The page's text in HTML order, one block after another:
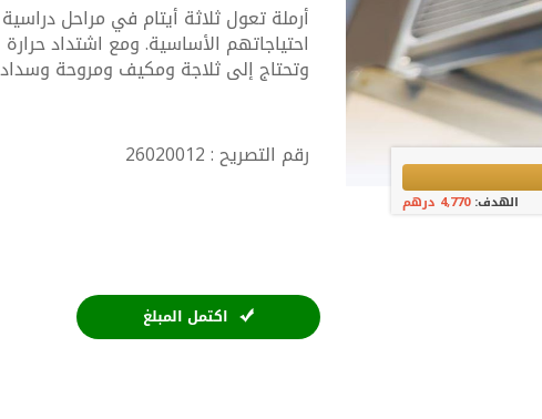
الهدف:4,770 درهم
أرملة تعول ثلاثة أيتام في مراحل
احتياجاتهم الأساسية. ومع اشتداد
وتحتاج إلى ثلاجة ومكيف ومروحة
رقم التصريح : 26020012
اكتمل المبلغ